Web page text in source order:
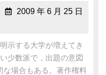
2009 年 6 月 25 日
示する大学が増えてき
少数派で，出題の意図
な場合もある。著作権料